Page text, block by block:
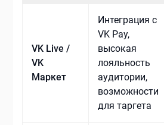
VK Live /
VK
Маркет
Интеграция с
VK Pay,
высокая
лояльность
аудитории,
возможности
для таргета